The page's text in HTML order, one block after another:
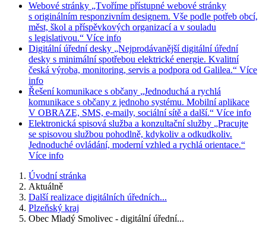
Webové stránky „Tvoříme přístupné webové stránky
s originálním responzivním designem. Vše podle potřeb obcí,
měst, škol a příspěvkových organizací a v souladu
s legislativou.“ Více info
Digitální úřední desky „Nejprodávanější digitální úřední
desky s minimální spotřebou elektrické energie. Kvalitní
česká výroba, monitoring, servis a podpora od Galilea.“ Více
info
Řešení komunikace s občany „Jednoduchá a rychlá
komunikace s občany z jednoho systému. Mobilní aplikace
V OBRAZE, SMS, e-maily, sociální sítě a další.“ Více info
Elektronická spisová služba a konzultační služby „Pracujte
se spisovou službou pohodlně, kdykoliv a odkudkoliv.
Jednoduché ovládání, moderní vzhled a rychlá orientace.“
Více info
Úvodní stránka
Aktuálně
Další realizace digitálních úředních...
Plzeňský kraj
Obec Mladý Smolivec - digitální úřední...